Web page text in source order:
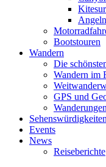
Bootstouren
Wandern
Die
Wandern im
GPS und
Wanderungen
Sehenswürdigkeiten
Events
News
Reiseberichte